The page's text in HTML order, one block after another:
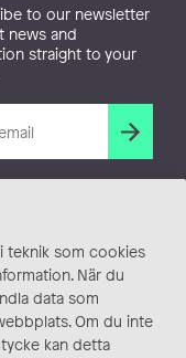
teknik som cookies
När du
data som
Om du inte
kan detta
to our newsletter
news and
straight to your